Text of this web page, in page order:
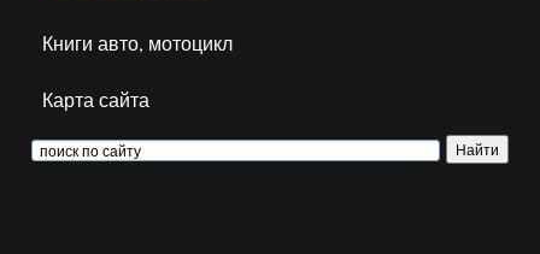
Книги авто, мотоцикл
Карта сайта